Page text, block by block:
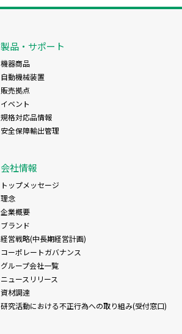
製品・サポート
機器商品
自動機械装置
販売拠点
イベント
規格対応品情報
安全保障輸出管理
会社情報
トップメッセージ
理念
企業概要
ブランド
経営戦略(中長期経営計画)
コーポレートガバナンス
グループ会社一覧
ニュースリリース
資材調達
研究活動における不正行為への取り組み(受付窓口)